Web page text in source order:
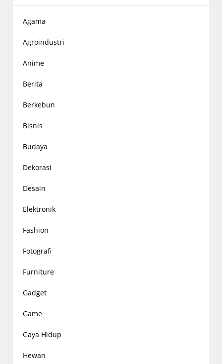
Agama
Agroindustri
Anime
Berita
Berkebun
Bisnis
Budaya
Dekorasi
Desain
Elektronik
Fashion
Fotografi
Furniture
Gadget
Game
Gaya Hidup
Hewan